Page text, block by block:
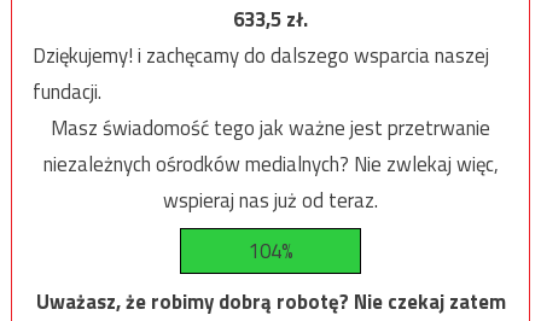
633,5zł.
Dziękujemy! i zachęcamy do dalszego wsparcia naszej
fundacji.
Masz świadomość tego jak ważne jest przetrwanie
niezależnych ośrodków medialnych? Nie zwlekaj więc,
wspieraj nas już od teraz.
104%
Uważasz, że robimy dobrą robotę? Nie czekaj zatem